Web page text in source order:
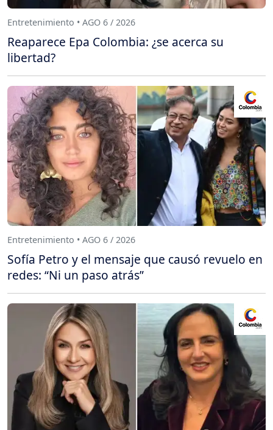
Entretenimiento • AGO 6 / 2026
Reaparece Epa Colombia: ¿se acerca su
libertad?
Entretenimiento • AGO 6 / 2026
Sofía Petro y el mensaje que causó revuelo en
redes: “Ni un paso atrás”